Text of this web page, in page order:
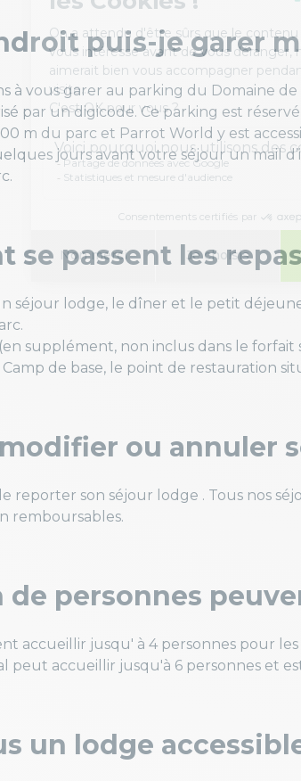
puis-je garer
à vous garer au parking du Domaine
par un digicode. Ce parking est
m du parc et Parrot World y est
jours avant votre séjour un mail
se passent les
séjour lodge, le dîner et le petit
supplément, non inclus dans le
de base, le point de restauration
ou annuler
reporter son séjour lodge . Tous nos
remboursables.
de personnes
accueillir jusqu' à 4 personnes pour
peut accueillir jusqu'à 6 personnes et
un lodge